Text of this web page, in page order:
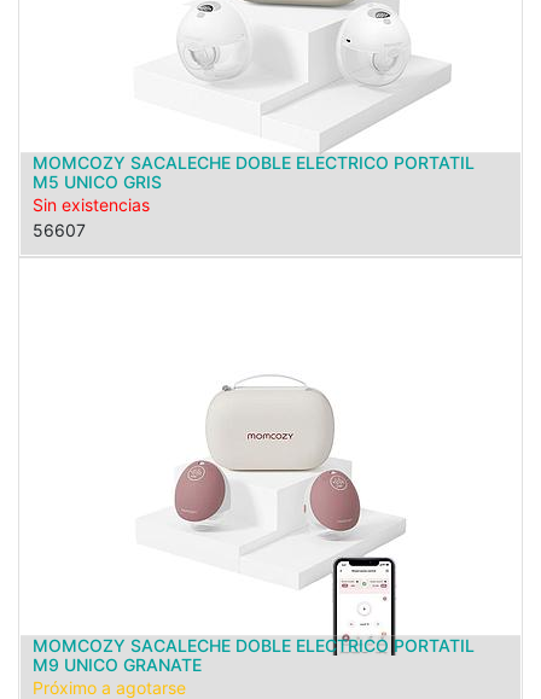
MOMCOZY SACALECHE DOBLE ELECTRICO PORTATIL
M5 UNICO GRIS
Sin existencias
56607
MOMCOZY SACALECHE DOBLE ELECTRICO PORTATIL
M9 UNICO GRANATE
Próximo a agotarse